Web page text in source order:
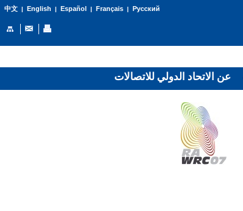
中文| English | Español | Français| Русский
عن الاتحاد الدولي للاتصالات